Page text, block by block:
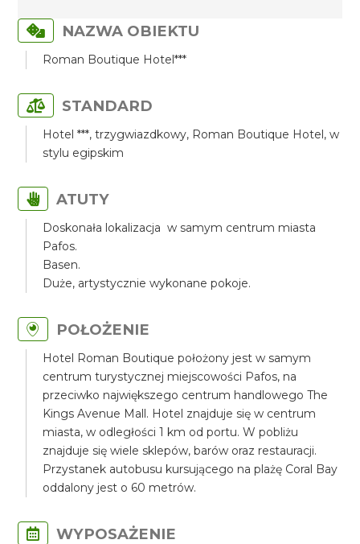
NAZWA OBIEKTU
Roman Boutique Hotel***
STANDARD
Hotel ***, trzygwiazdkowy, Roman Boutique Hotel, w
stylu egipskim
ATUTY
Doskonała lokalizacja w samym centrum miasta
Pafos.
Basen.
Duże, artystycznie wykonane pokoje.
POŁOŻENIE
Hotel Roman Boutique położony jest w samym
centrum turystycznej miejscowości Pafos, na
przeciwko największego centrum handlowego The
Kings Avenue Mall. Hotel znajduje się w centrum
miasta, w odległości 1 km od portu. W pobliżu
znajduje się wiele sklepów, barów oraz restauracji.
Przystanek autobusu kursującego na plażę Coral Bay
oddalony jest o 60 metrów.
WYPOSAŻENIE